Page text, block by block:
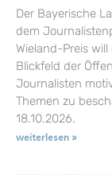
Der Bayerische
dem
Wieland-Preis
Blickfeld der
Journalisten
Themen zu
18.10.2026.
weiterlesen »